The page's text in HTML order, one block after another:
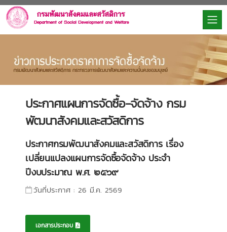
ประกาศแผนการจัดซื้อ-จัดจ้าง กรม
พัฒนาสังคมและสวัสดิการ
ประกาศกรมพัฒนาสังคมและสวัสดิการ เรื่อง
เปลี่ยนแปลงแผนการจัดซื้อจัดจ้าง ประจำ
ปีงบประมาณ พ.ศ. ๒๕๖๙
วันที่ประกาศ : 26 มี.ค. 2569
เอกสารประกอบ